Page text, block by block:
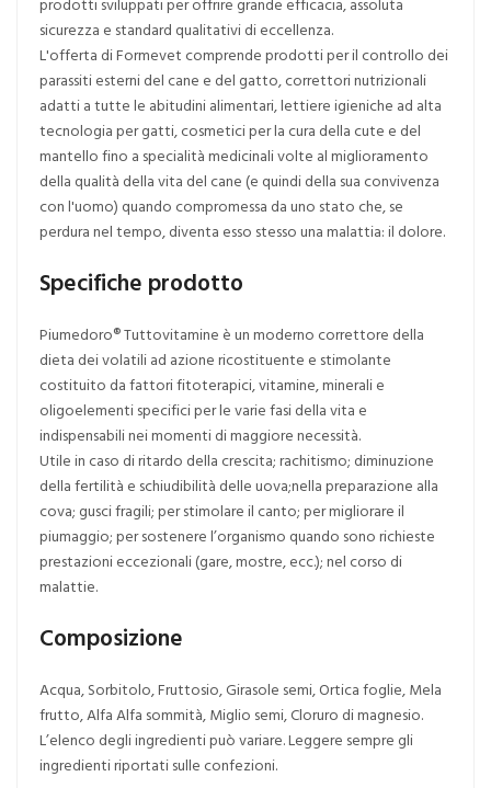
sicurezza e standard qualitativi di eccellenza.
L'offerta di Formevet comprende prodotti per il controllo dei
parassiti esterni del cane e del gatto, correttori nutrizionali
adatti a tutte le abitudini alimentari, lettiere igieniche ad alta
tecnologia per gatti, cosmetici per la cura della cute e del
mantello fino a specialità medicinali volte al miglioramento
della qualità della vita del cane (e quindi della sua convivenza
con l'uomo) quando compromessa da uno stato che, se
perdura nel tempo, diventa esso stesso una malattia: il dolore.
Specifiche prodotto
Piumedoro® Tuttovitamine è un moderno correttore della
dieta dei volatili ad azione ricostituente e stimolante
costituito da fattori fitoterapici, vitamine, minerali e
oligoelementi specifici per le varie fasi della vita e
indispensabili nei momenti di maggiore necessità.
Utile in caso di ritardo della crescita; rachitismo; diminuzione
della fertilità e schiudibilità delle uova;nella preparazione alla
cova; gusci fragili; per stimolare il canto; per migliorare il
piumaggio; per sostenere l’organismo quando sono richieste
prestazioni eccezionali (gare, mostre, ecc.); nel corso di
malattie.
Composizione
Acqua, Sorbitolo, Fruttosio, Girasole semi, Ortica foglie, Mela
frutto, Alfa Alfa sommità, Miglio semi, Cloruro di magnesio.
L’elenco degli ingredienti può variare. Leggere sempre gli
ingredienti riportati sulle confezioni.